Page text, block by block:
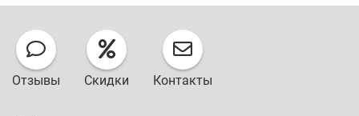
Отзывы Скидки Контакты